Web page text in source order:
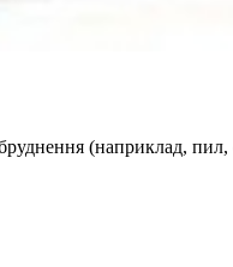
(наприклад, пил,